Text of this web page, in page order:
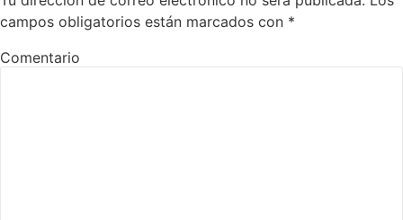
campos obligatorios están marcados con *
Comentario